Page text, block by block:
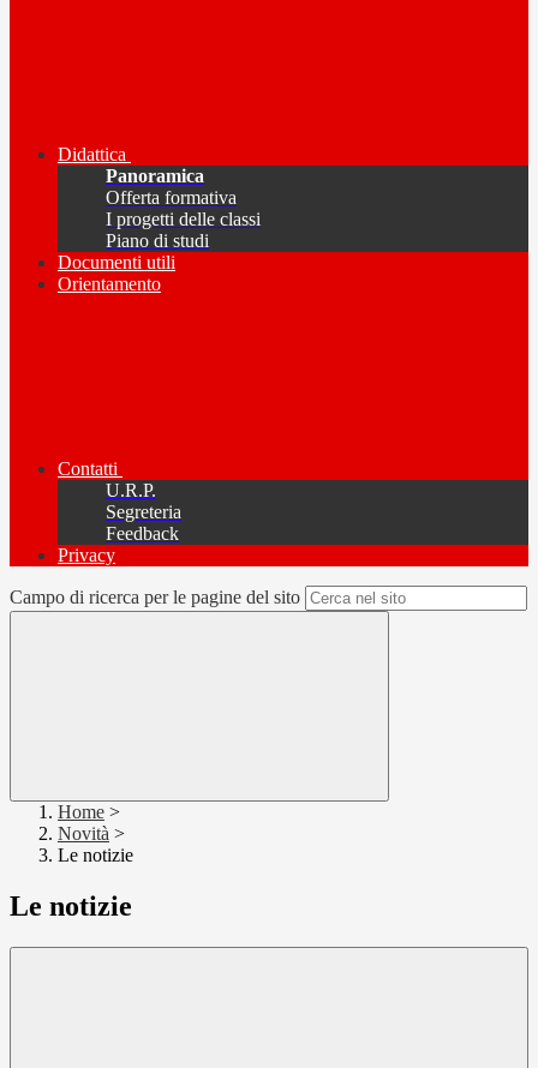
Didattica
Panoramica
Offerta formativa
I progetti delle classi
Piano di studi
Documenti utili
Orientamento
Contatti
U.R.P.
Segreteria
Feedback
Privacy
Campo di ricerca per le pagine del sito
Home >
Novità >
Le notizie
Le notizie